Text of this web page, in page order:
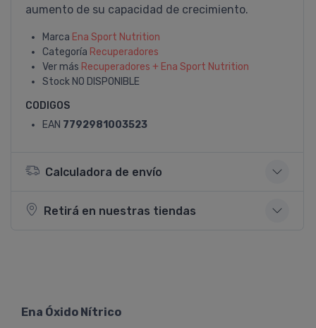
aumento de su capacidad de crecimiento.
Marca Ena Sport Nutrition
Categoría Recuperadores
Ver más Recuperadores + Ena Sport Nutrition
Stock NO DISPONIBLE
CODIGOS
EAN 7792981003523
Calculadora de envío
Retirá en nuestras tiendas
Ena Óxido Nítrico